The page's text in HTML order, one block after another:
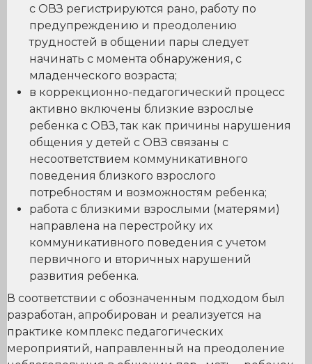
с ОВЗ регистрируются рано, работу по
предупреждению и преодолению
трудностей в общении пары следует
начинать с момента обнаружения, с
младенческого возраста;
в коррекционно-педагогический процесс
активно включены близкие взрослые
ребенка с ОВЗ, так как причины нарушения
общения у детей с ОВЗ связаны с
несоответствием коммуникативного
поведения близкого взрослого
потребностям и возможностям ребенка;
работа с близкими взрослыми (матерями)
направлена на перестройку их
коммуникативного поведения с учетом
первичного и вторичных нарушений
развития ребенка.
В соответствии с обозначенным подходом был
разработан, апробирован и реализуется на
практике комплекс педагогических
мероприятий, направленный на преодоление